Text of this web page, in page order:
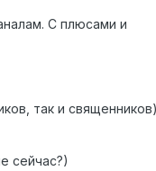
С плюсами и
так и
сейчас?)